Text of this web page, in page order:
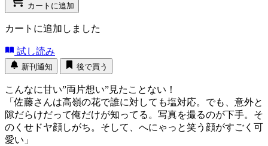
カートに追加
カートに追加しました
試し読み
新刊通知 後で買う
こんなに甘い”両片想い”見たことない！
「佐藤さんは高嶺の花で誰に対しても塩対応。でも、意外と
隙だらけだって俺だけが知ってる。写真を撮るのが下手。そ
のくせドヤ顔しがち。そして、へにゃっと笑う顔がすごく可
愛い」